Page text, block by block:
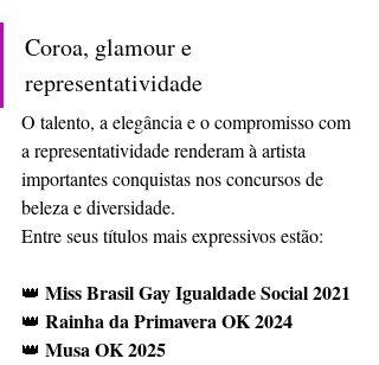
Coroa, glamour e
representatividade
O talento, a elegância e o compromisso com
a representatividade renderam à artista
importantes conquistas nos concursos de
beleza e diversidade.
Entre seus títulos mais expressivos estão:
👑 Miss Brasil Gay Igualdade Social 2021
👑 Rainha da Primavera OK 2024
👑 Musa OK 2025